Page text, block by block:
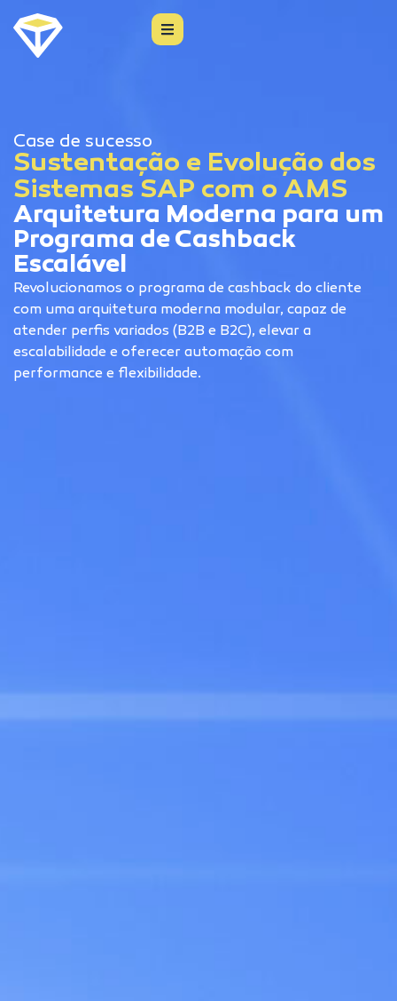
Case de sucesso
Sustentação e Evolução dos
Sistemas SAP com o AMS
Arquitetura Moderna para um
Programa de Cashback
Escalável
Revolucionamos o programa de cashback do cliente
com uma arquitetura moderna modular, capaz de
atender perfis variados (B2B e B2C), elevar a
escalabilidade e oferecer automação com
performance e flexibilidade.